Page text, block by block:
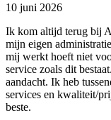
10 juni 2026
Ik kom altijd terug bij
mijn eigen
mij werkt hoeft niet
service zoals dit
aandacht. Ik heb
services en kwaliteit/
beste.